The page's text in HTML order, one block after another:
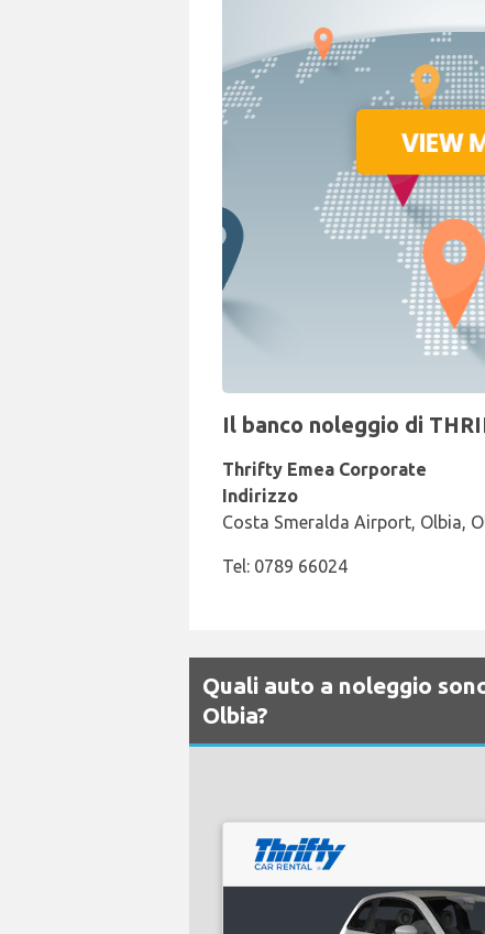
Il banco noleggio di
Thrifty Emea Corporate
Indirizzo
Costa Smeralda Airport, Olbia,
Tel: 0789 66024
Quali auto a noleggio
Olbia?